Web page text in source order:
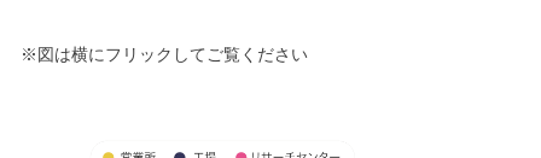
※図は横にフリックしてご覧ください